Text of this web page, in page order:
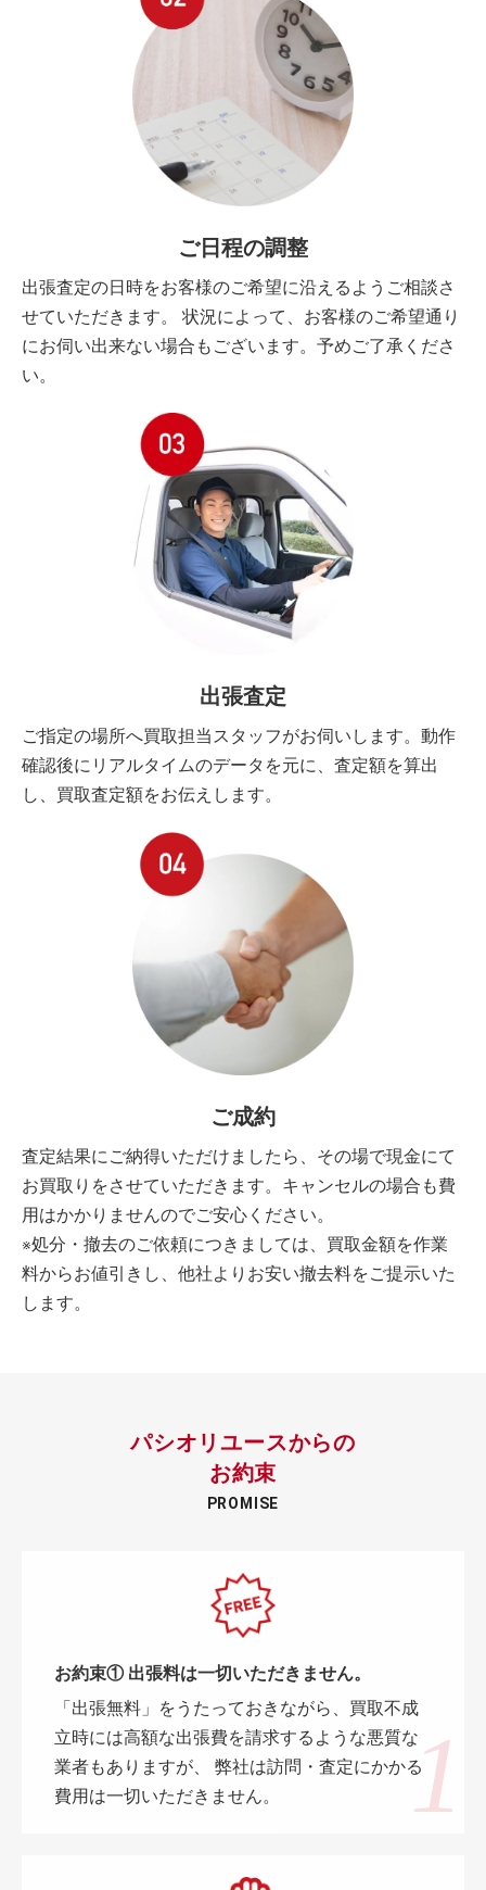
ご日程の調整
出張査定の日時をお客様のご希望に沿えるようご相談さ
せていただきます。 状況によって、お客様のご希望通り
にお伺い出来ない場合もございます。予めご了承くださ
い。
出張査定
ご指定の場所へ買取担当スタッフがお伺いします。動作
確認後にリアルタイムのデータを元に、査定額を算出
し、買取査定額をお伝えします。
ご成約
査定結果にご納得いただけましたら、その場で現金にて
お買取りをさせていただきます。キャンセルの場合も費
用はかかりませんのでご安心ください。
※処分・撤去のご依頼につきましては、買取金額を作業
料からお値引きし、他社よりお安い撤去料をご提示いた
します。
パシオリユースからの
お約束
PROMISE
お約束① 出張料は一切いただきません。
「出張無料」をうたっておきながら、買取不成
立時には高額な出張費を請求するような悪質な
業者もありますが、 弊社は訪問・査定にかかる
費用は一切いただきません。